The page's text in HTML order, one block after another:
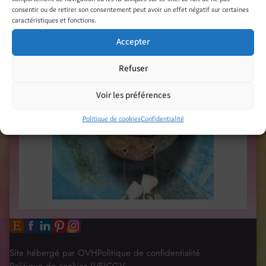
consentir ou de retirer son consentement peut avoir un effet négatif sur certaines
caractéristiques et fonctions.
Accepter
Refuser
Voir les préférences
Politique de cookiesConfidentialité
Site hébergé par OVHPolitique de confidentialité